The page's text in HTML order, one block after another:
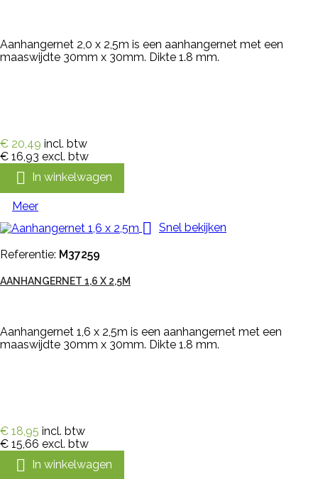
Aanhangernet 2,0 x 2,5m is een aanhangernet met een
maaswijdte 30mm x 30mm. Dikte 1.8 mm.
€ 20,49 incl. btw
€ 16,93 excl. btw
 In winkelwagen
Meer
 Snel bekijken
Referentie: M37259
AANHANGERNET 1,6 X 2,5M
Aanhangernet 1,6 x 2,5m is een aanhangernet met een
maaswijdte 30mm x 30mm. Dikte 1.8 mm.
€ 18,95 incl. btw
€ 15,66 excl. btw
 In winkelwagen